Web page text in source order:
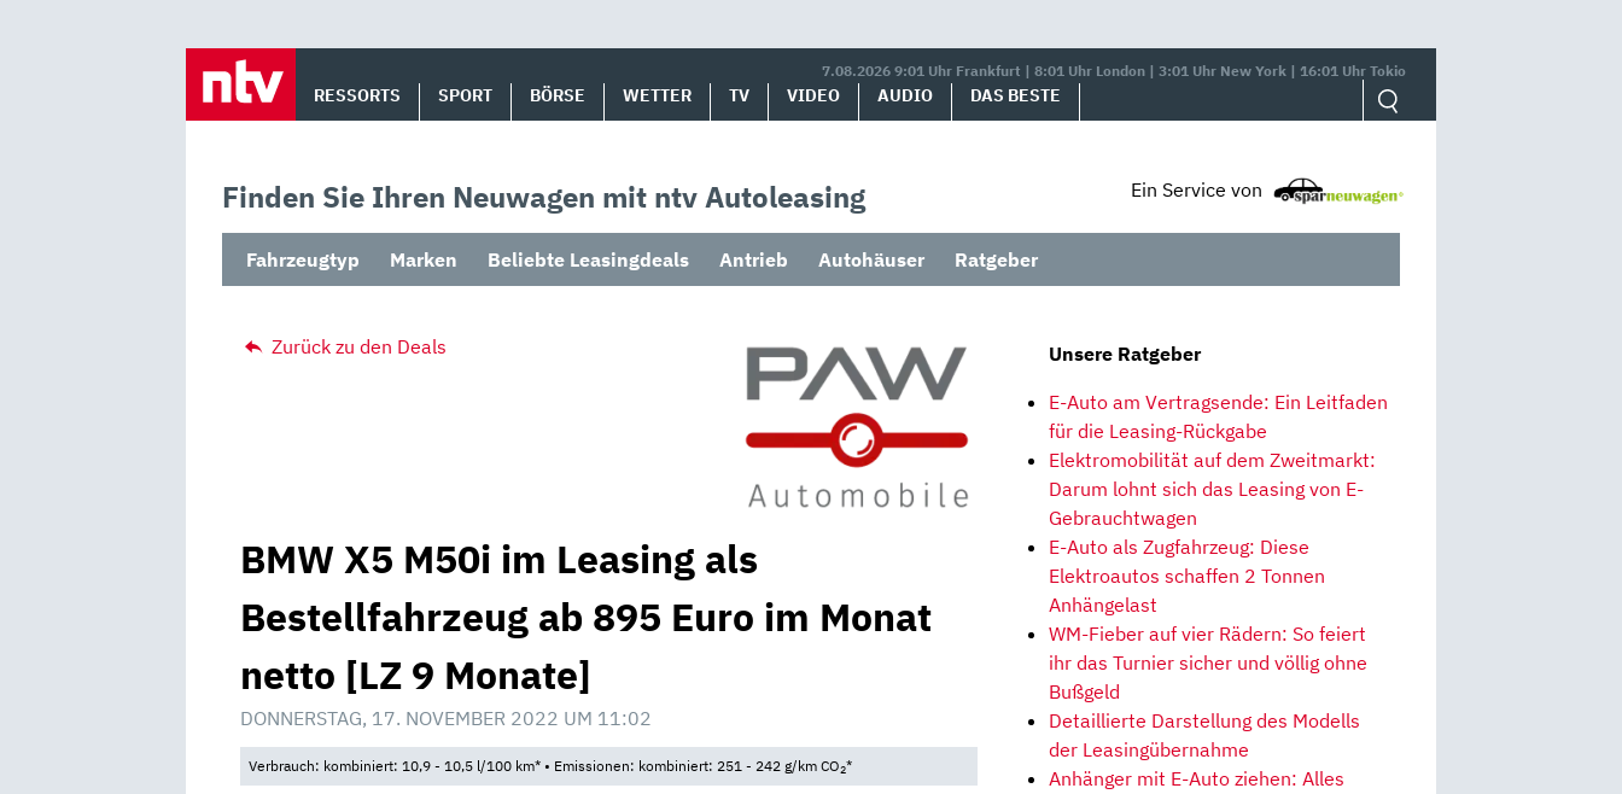
7.08.2026 9:01 Uhr Frankfurt | 8:01 Uhr London | 3:01 Uhr New York | 16:01 Uhr Tokio
RESSORTS SPORT BÖRSE WETTER TV VIDEO AUDIO DAS BESTE
Finden Sie Ihren Neuwagen mit ntv Autoleasing Ein Service von
Fahrzeugtyp Marken Beliebte Leasingdeals Antrieb Autohäuser Ratgeber
Zurück zu den Deals
BMW X5 M50i im Leasing als
Bestellfahrzeug ab 895 Euro im Monat
netto [LZ 9 Monate]
DONNERSTAG, 17. NOVEMBER 2022 UM 11:02
Verbrauch: kombiniert: 10,9 - 10,5 l/100 km* • Emissionen: kombiniert: 251 - 242 g/km CO2*
Unsere Ratgeber
E-Auto am Vertragsende: Ein Leitfaden
für die Leasing-Rückgabe
Elektromobilität auf dem Zweitmarkt:
Darum lohnt sich das Leasing von E-
Gebrauchtwagen
E-Auto als Zugfahrzeug: Diese
Elektroautos schaffen 2 Tonnen
Anhängelast
WM-Fieber auf vier Rädern: So feiert
ihr das Turnier sicher und völlig ohne
Bußgeld
Detaillierte Darstellung des Modells
der Leasingübernahme
Anhänger mit E-Auto ziehen: Alles